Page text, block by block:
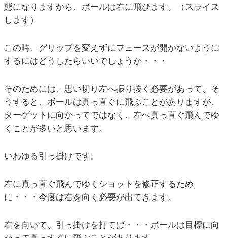
態になりますから、ボールは右に飛びます。（スライス
します）
この時、グリップを変えずにフェースが開かないように
するにはどうしたらいいでしょうか・・・
そのためには、思い切り左へ振り抜く必要があって、そ
うすると、ボールは真っ直ぐに飛ぶことがありますが、
ターゲットに向かってではなく、左へ真っ直ぐ飛んでゆ
くことが多いと思います。
いわゆる引っ掛けです。
左に真っ直ぐ飛んでゆくショットを修正するため
に・・・今度は右を向く必要が出てきます。
右を向いて、引っ掛けを打てば・・・ボールは目標に向